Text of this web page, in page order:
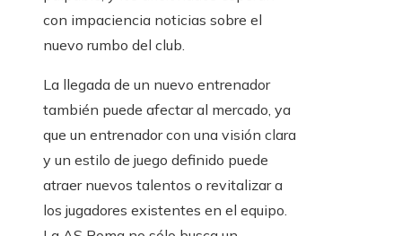
con impaciencia noticias sobre el
nuevo rumbo del club.
La llegada de un nuevo entrenador
también puede afectar al mercado, ya
que un entrenador con una visión clara
y un estilo de juego definido puede
atraer nuevos talentos o revitalizar a
los jugadores existentes en el equipo.